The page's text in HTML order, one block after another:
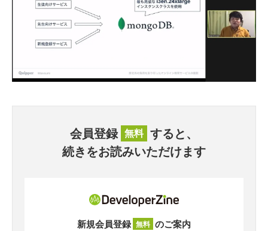
会員登録 無料 すると、
続きをお読みいただけます
新規会員登録 無料 のご案内